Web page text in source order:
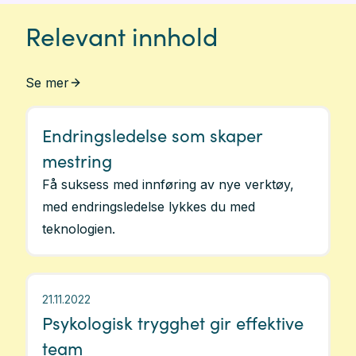
Relevant innhold
Se mer
Endringsledelse som skaper
mestring
Få suksess med innføring av nye verktøy,
med endringsledelse lykkes du med
teknologien.
21.11.2022
Psykologisk trygghet gir effektive
team